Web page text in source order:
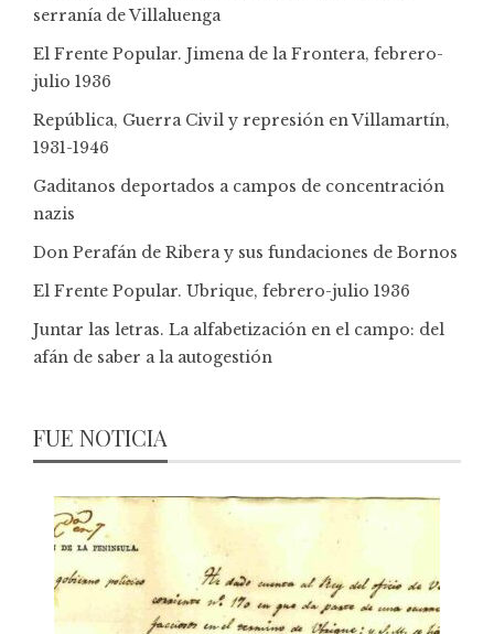
serranía de Villaluenga
El Frente Popular. Jimena de la Frontera, febrero-
julio 1936
República, Guerra Civil y represión en Villamartín,
1931-1946
Gaditanos deportados a campos de concentración
nazis
Don Perafán de Ribera y sus fundaciones de Bornos
El Frente Popular. Ubrique, febrero-julio 1936
Juntar las letras. La alfabetización en el campo: del
afán de saber a la autogestión
FUE NOTICIA